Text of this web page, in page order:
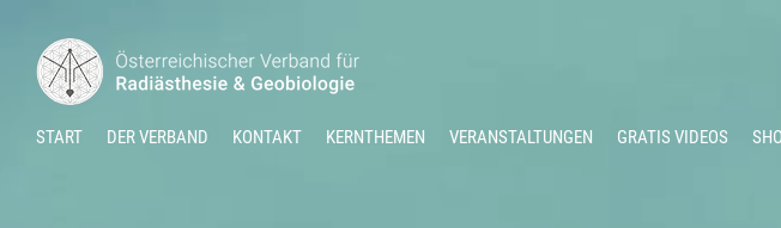
START DER VERBAND KONTAKT KERNTHEMEN VERANSTALTUNGEN GRATIS VIDEOS